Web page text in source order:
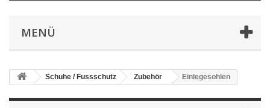
MENÜ
Schuhe / Fussschutz Zubehör Einlegesohlen